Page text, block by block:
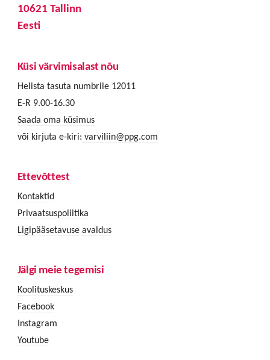
10621 Tallinn
Eesti
Küsi värvimisalast nõu
Helista tasuta numbrile 12011
E-R 9.00-16.30
Saada oma küsimus
või kirjuta e-kiri: varviliin@ppg.com
Ettevõttest
Kontaktid
Privaatsuspoliitika
Ligipääsetavuse avaldus
Jälgi meie tegemisi
Koolituskeskus
Facebook
Instagram
Youtube